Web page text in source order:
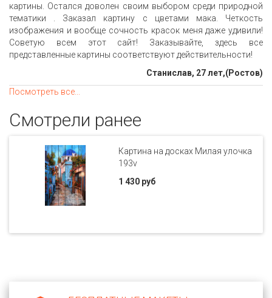
картины. Остался доволен своим выбором среди природной
тематики . Заказал картину с цветами мака. Четкость
изображения и вообще сочность красок меня даже удивили!
Советую всем этот сайт! Заказывайте, здесь все
представленные картины соответствуют действительности!
Станислав, 27 лет,(Ростов)
Посмотреть все...
Смотрели ранее
Картина на досках Милая улочка
193v
1 430 руб